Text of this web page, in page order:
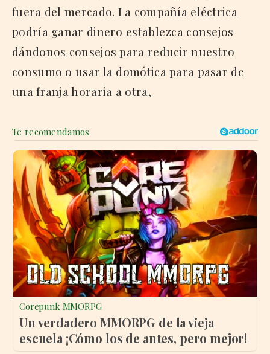
fuera del mercado. La compañía eléctrica
podría ganar dinero establezca consejos
dándonos consejos para reducir nuestro
consumo o usar la domótica para pasar de
una franja horaria a otra,
Corepunk MMORPG
Un verdadero MMORPG de la vieja
escuela ¡Cómo los de antes, pero mejor!